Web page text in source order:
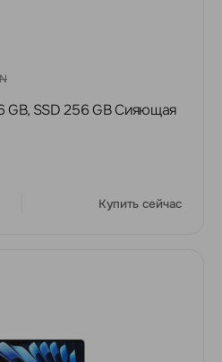
GB, SSD 256 GB Сияющая
Купить сейчас